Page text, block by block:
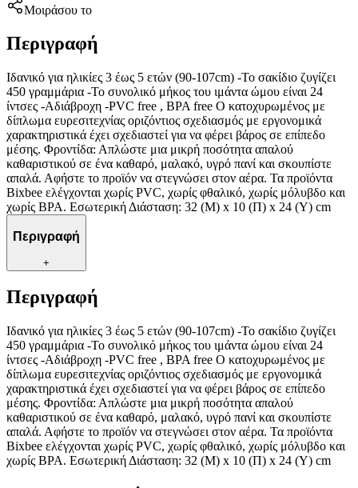
Μοιράσου το
Περιγραφή
Ιδανικό για ηλικίες 3 έως 5 ετών (90-107cm) -Το σακίδιο ζυγίζει
450 γραμμάρια -Το συνολικό μήκος του ιμάντα ώμου είναι 24
ίντσες -Αδιάβροχη -PVC free , BPA free Ο κατοχυρωμένος με
δίπλωμα ευρεσιτεχνίας οριζόντιος σχεδιασμός με εργονομικά
χαρακτηριστικά έχει σχεδιαστεί για να φέρει βάρος σε επίπεδο
μέσης. Φροντίδα: Απλώστε μια μικρή ποσότητα απαλού
καθαριστικού σε ένα καθαρό, μαλακό, υγρό πανί και σκουπίστε
απαλά. Αφήστε το προϊόν να στεγνώσει στον αέρα. Τα προϊόντα
Bixbee ελέγχονται χωρίς PVC, χωρίς φθαλικό, χωρίς μόλυβδο και
χωρίς BPA. Εσωτερική Διάσταση: 32 (Μ) x 10 (Π) x 24 (Υ) cm
Περιγραφή
+
Περιγραφή
Ιδανικό για ηλικίες 3 έως 5 ετών (90-107cm) -Το σακίδιο ζυγίζει
450 γραμμάρια -Το συνολικό μήκος του ιμάντα ώμου είναι 24
ίντσες -Αδιάβροχη -PVC free , BPA free Ο κατοχυρωμένος με
δίπλωμα ευρεσιτεχνίας οριζόντιος σχεδιασμός με εργονομικά
χαρακτηριστικά έχει σχεδιαστεί για να φέρει βάρος σε επίπεδο
μέσης. Φροντίδα: Απλώστε μια μικρή ποσότητα απαλού
καθαριστικού σε ένα καθαρό, μαλακό, υγρό πανί και σκουπίστε
απαλά. Αφήστε το προϊόν να στεγνώσει στον αέρα. Τα προϊόντα
Bixbee ελέγχονται χωρίς PVC, χωρίς φθαλικό, χωρίς μόλυβδο και
χωρίς BPA. Εσωτερική Διάσταση: 32 (Μ) x 10 (Π) x 24 (Υ) cm